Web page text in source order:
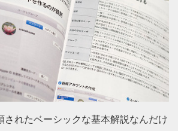
されたベーシックな基本解説なんだけ